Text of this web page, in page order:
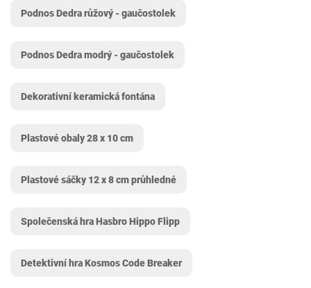
Podnos Dedra růžový - gaučostolek
Podnos Dedra modrý - gaučostolek
Dekorativní keramická fontána
Plastové obaly 28 x 10 cm
Plastové sáčky 12 x 8 cm průhledné
Společenská hra Hasbro Hippo Flipp
Detektivní hra Kosmos Code Breaker